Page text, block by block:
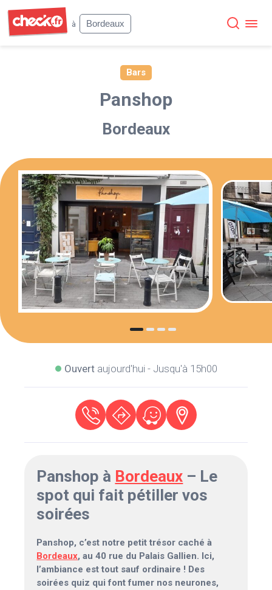
à
Bordeaux
Bars
Panshop
Bordeaux
Ouvertaujourd'hui - Jusqu'à 15h00
Panshop à Bordeaux – Le
spot qui fait pétiller vos
soirées
Panshop, c’est notre petit trésor caché à
Bordeaux, au 40 rue du Palais Gallien. Ici,
l’ambiance est tout sauf ordinaire ! Des
soirées quiz qui font fumer nos neurones,